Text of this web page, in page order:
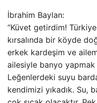
İbrahim Baylan:
“Küvet getirdim!
kırsalında bir köyde
erkek kardeşim ve
ailesiyle banyo yapmak
Leğenlerdeki suyu
kendimizi yıkadık. Su,